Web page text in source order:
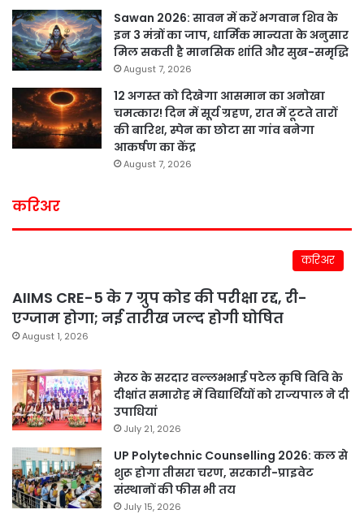
Sawan 2026: सावन में करें भगवान शिव के
इन 3 मंत्रों का जाप, धार्मिक मान्यता के अनुसार
मिल सकती है मानसिक शांति और सुख-समृद्धि
August 7, 2026
12 अगस्त को दिखेगा आसमान का अनोखा
चमत्कार! दिन में सूर्य ग्रहण, रात में टूटते तारों
की बारिश, स्पेन का छोटा सा गांव बनेगा
आकर्षण का केंद्र
August 7, 2026
करिअर
करिअर
AIIMS CRE-5 के 7 ग्रुप कोड की परीक्षा रद्द, री-
एग्जाम होगा; नई तारीख जल्द होगी घोषित
August 1, 2026
मेरठ के सरदार वल्लभभाई पटेल कृषि विवि के
दीक्षांत समारोह में विद्यार्थियों को राज्यपाल ने दी
उपाधियां
July 21, 2026
UP Polytechnic Counselling 2026: कल से
शुरू होगा तीसरा चरण, सरकारी-प्राइवेट
संस्थानों की फीस भी तय
July 15, 2026